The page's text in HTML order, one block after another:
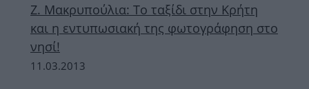
Ζ. Μακρυπούλια: Το ταξίδι στην Κρήτη
και η εντυπωσιακή της φωτογράφηση στο
νησί!
11.03.2013